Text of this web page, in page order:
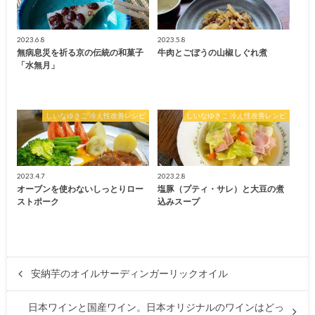
2023.6.8
無病息災を祈る京の伝統の和菓子
「水無月」
2023.5.8
牛肉とごぼうの山椒しぐれ煮
しいなゆきこ 冷え性改善レシピ
2023.4.7
オーブンを使わないしっとりロー
ストポーク
しいなゆきこ 冷え性改善レシピ
2023.2.8
塩豚（プティ・サレ）と大豆の煮
込みスープ
安納芋のオイルサーディンガーリックオイル
日本ワインと国産ワイン。日本オリジナルのワインはどっ